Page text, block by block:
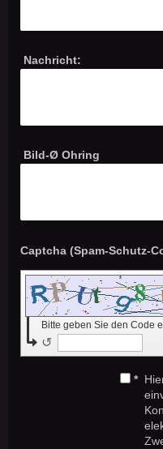
Nachricht:
Bild-Ø Ohring
Bitte geben Sie den Code
↺
*